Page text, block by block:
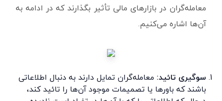
معامله‌گران در بازارهای مالی تأثیر بگذارند که در ادامه به
آن‌ها اشاره می‌کنیم.
سوگیری تائید: معامله‌گران تمایل دارند به دنبال اطلاعاتی
باشند که باورها یا تصمیمات موجود آن‌ها را تائید کند،